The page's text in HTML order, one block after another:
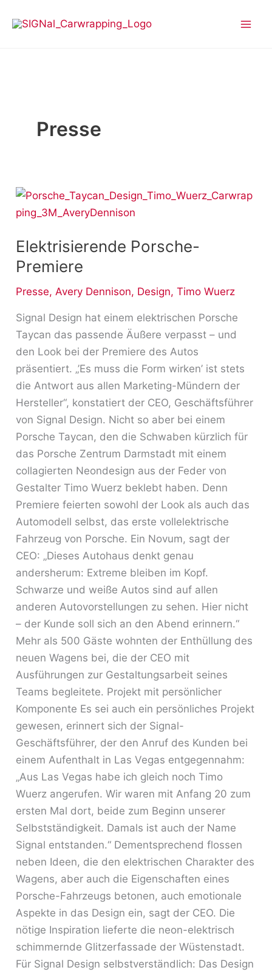
Inhalt
Presse
Elektrisierende Porsche-
Premiere
Presse,Avery Dennison, Design,Timo Wuerz
Signal Design hat einem elektrischen Porsche
Taycan das passende Äußere verpasst – und
den Look bei der Premiere des Autos
präsentiert. „’Es muss die Form wirken’ ist stets
die Antwort aus allen Marketing-Mündern der
Hersteller“, konstatiert der CEO, Geschäftsführer
von Signal Design. Nicht so aber bei einem
Porsche Taycan, den die Schwaben kürzlich für
das Porsche Zentrum Darmstadt mit einem
collagierten Neondesign aus der Feder von
Gestalter Timo Wuerz beklebt haben. Denn
Premiere feierten sowohl der Look als auch das
Automodell selbst, das erste vollelektrische
Fahrzeug von Porsche. Ein Novum, sagt der
CEO: „Dieses Autohaus denkt genau
andersherum: Extreme bleiben im Kopf.
Schwarze und weiße Autos sind auf allen
anderen Autovorstellungen zu sehen. Hier nicht
– der Kunde soll sich an den Abend erinnern.“
Mehr als 500 Gäste wohnten der Enthüllung des
neuen Wagens bei, die der CEO mit
Ausführungen zur Gestaltungsarbeit seines
Teams begleitete. Projekt mit persönlicher
Komponente Es sei auch ein persönliches Projekt
gewesen, erinnert sich der Signal-
Geschäftsführer, der den Anruf des Kunden bei
einem Aufenthalt in Las Vegas entgegennahm:
„Aus Las Vegas habe ich gleich noch Timo
Wuerz angerufen. Wir waren mit Anfang 20 zum
ersten Mal dort, beide zum Beginn unserer
Selbstständigkeit. Damals ist auch der Name
Signal entstanden.“ Dementsprechend flossen
neben Ideen, die den elektrischen Charakter des
Wagens, aber auch die Eigenschaften eines
Porsche-Fahrzeugs betonen, auch emotionale
Aspekte in das Design ein, sagt der CEO. Die
nötige Inspiration lieferte die neon-elektrisch
schimmernde Glitzerfassade der Wüstenstadt.
Für Signal Design selbstverständlich: Das Design
Elektrisierende
Porsche-